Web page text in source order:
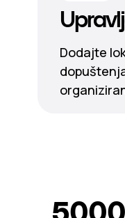
Dodajte